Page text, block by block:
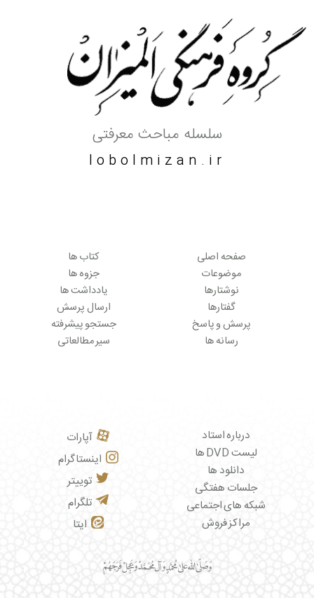
سلسله مباحث معرفتی
lobolmizan.ir
صفحه اصلی
موضوعات
نوشتارها
گفتارها
پرسش و پاسخ
رسانه ها
کتاب ها
جزوه ها
یادداشت ها
ارسال پرسش
جستجو پیشرفته
سیر مطالعاتی
درباره استاد
لیست DVD ها
دانلود ها
جلسات هفتگی
شبکه های اجتماعی
مراکز فروش
آپارات
اینستاگرام
توییتر
تلگرام
ایتا